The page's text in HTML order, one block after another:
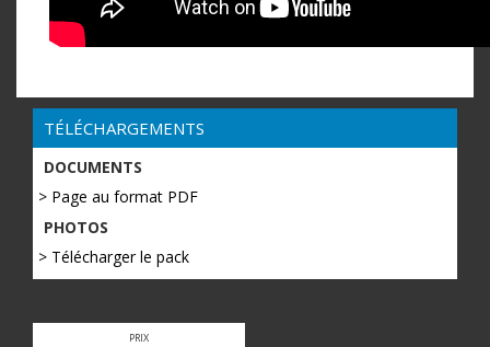
TÉLÉCHARGEMENTS
DOCUMENTS
> Page au format PDF
PHOTOS
> Télécharger le pack
PRIX